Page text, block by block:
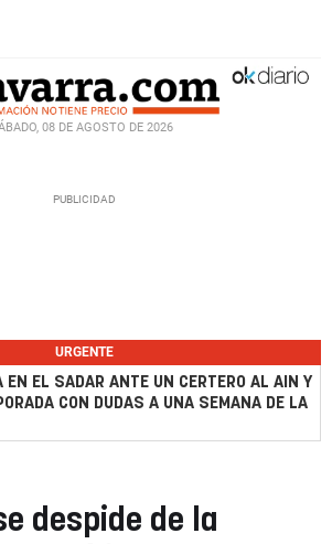
08 DE AGOSTO DE 2026
URGENTE
EN EL SADAR ANTE UN CERTERO AL AIN Y
CON DUDAS A UNA SEMANA DE LA
despide de la